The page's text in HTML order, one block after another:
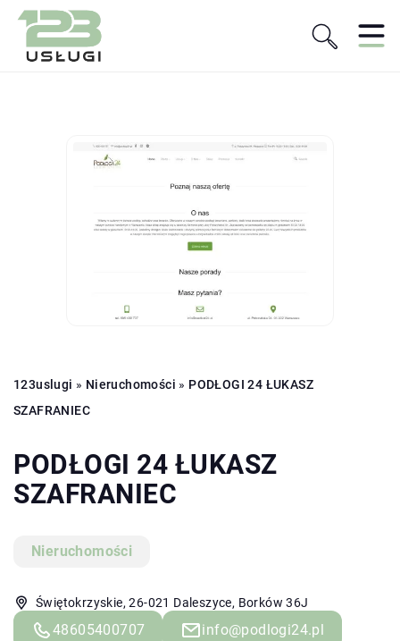
123uslugi » Nieruchomości » PODŁOGI 24 ŁUKASZ
SZAFRANIEC
PODŁOGI 24 ŁUKASZ
SZAFRANIEC
Nieruchomości
Świętokrzyskie, 26-021 Daleszyce, Borków 36J
48605400707 info@podlogi24.pl